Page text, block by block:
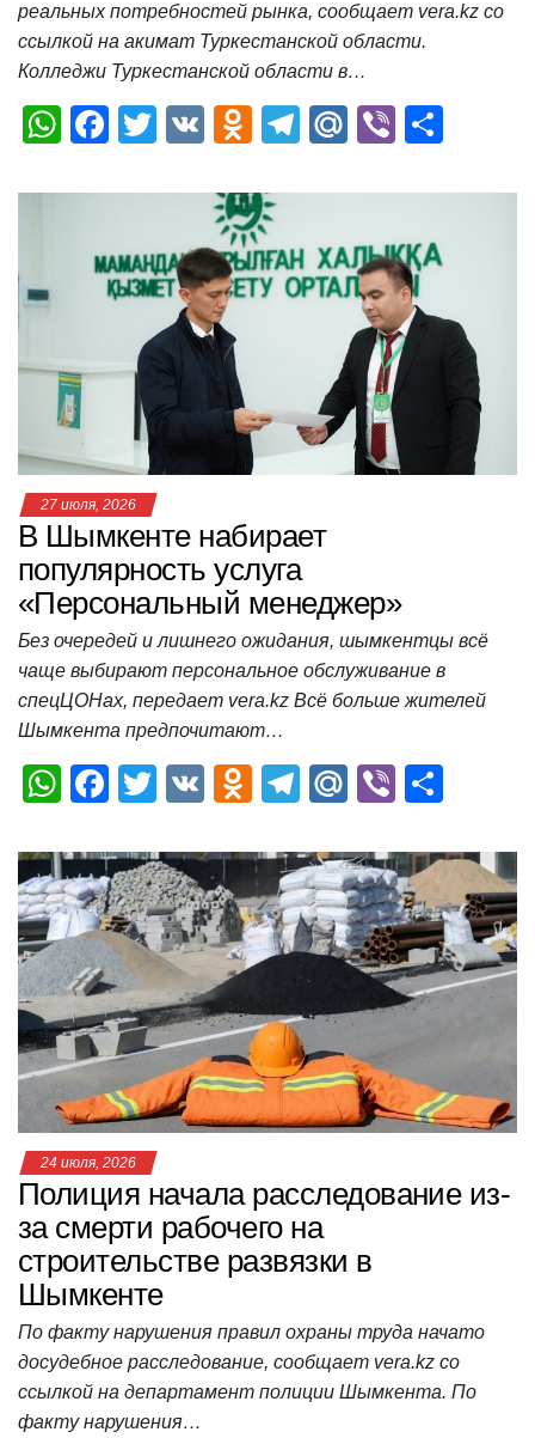
реальных потребностей рынка, сообщает vera.kz со
ссылкой на акимат Туркестанской области.
Колледжи Туркестанской области в…
W
at
F
c
b
o
T
tt
er
V
O
n
o
kl
ki
T
e
gr
a
M
.R
u
Vi
er п
в
т
27 июля, 2026
В Шымкенте набирает
популярность услуга
«Персональный менеджер»
Без очередей и лишнего ожидания, шымкентцы всё
чаще выбирают персональное обслуживание в
спецЦОНах, передает vera.kz Всё больше жителей
Шымкента предпочитают…
W
at
s
A
p
p
F
c
e
b
o
o
k
T
tt
er
V
O
n
o
kl
a
ss
ni
ki
T
e
gr
a
m
M
.R
u
Vi
er п
р
а
в
и
ь
24 июля, 2026
Полиция начала расследование из-
за смерти рабочего на
строительстве развязки в
Шымкенте
По факту нарушения правил охраны труда начато
досудебное расследование, сообщает vera.kz со
ссылкой на департамент полиции Шымкента. По
факту нарушения…